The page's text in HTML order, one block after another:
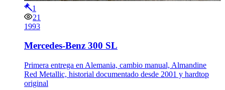
1
21
1993
Mercedes-Benz 300 SL
Primera entrega en Alemania, cambio manual, Almandine
Red Metallic, historial documentado desde 2001 y hardtop
original